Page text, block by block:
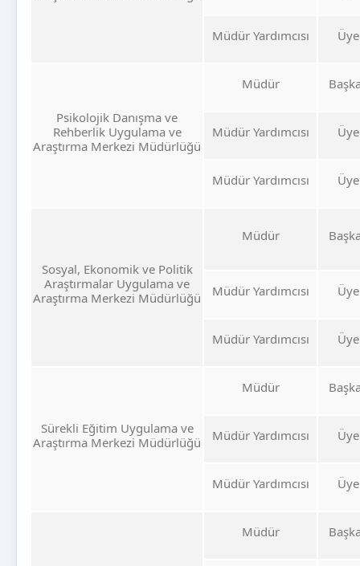
Müdür Yardımcısı Üye
Psikolojik Danışma ve
Rehberlik Uygulama ve
Araştırma Merkezi Müdürlüğü
Müdür
Müdür Yardımcısı Üye
Müdür Yardımcısı Üye
Sosyal, Ekonomik ve Politik
Araştırmalar Uygulama ve
Araştırma Merkezi Müdürlüğü
Müdür
Müdür Yardımcısı Üye
Müdür Yardımcısı Üye
Sürekli Eğitim Uygulama ve
Araştırma Merkezi Müdürlüğü
Müdür
Müdür Yardımcısı Üye
Müdür Yardımcısı Üye
Müdür